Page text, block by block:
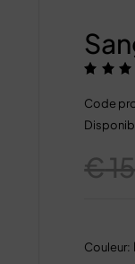
Code
€
Couleur: